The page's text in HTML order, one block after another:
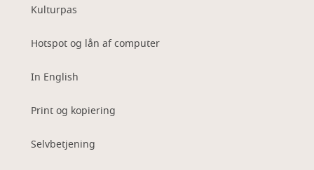
Kulturpas
Hotspot og lån af computer
In English
Print og kopiering
Selvbetjening